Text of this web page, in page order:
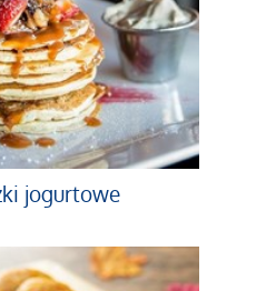
jogurtowe